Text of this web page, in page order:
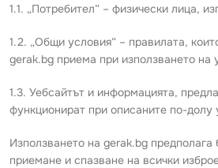
1.1. „Потребител“ – физически лица,
1.2. „Общи условия“ – правилата,
gerak.bg приема при използването на
1.3. Уебсайтът и информацията,
функционират при описаните по-долу
Използването на gerak.bg предполага
приемане и спазване на всички